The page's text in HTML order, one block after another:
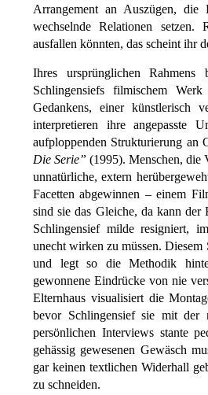
Arrangement an Auszügen, die
wechselnde Relationen setzen.
ausfallen könnten, das scheint ihr
Ihres ursprünglichen Rahmens
Schlingensiefs filmischem
Gedankens, einer künstlerisch
interpretieren ihre angepasste
aufploppenden Strukturierung an
Die Serie” (1995). Menschen, die
unnatürliche, extern
Facetten abgewinnen – einem
sind sie das Gleiche, da kann
Schlingensief milde resigniert,
unecht wirken zu müssen.
und legt so die Methodik
gewonnene Eindrücke von nie
Elternhaus visualisiert die
bevor Schlingensief sie mit der
persönlichen Interviews stante
gehässig gewesenen Gewäsch
gar keinen textlichen Widerhall
zu schneiden.